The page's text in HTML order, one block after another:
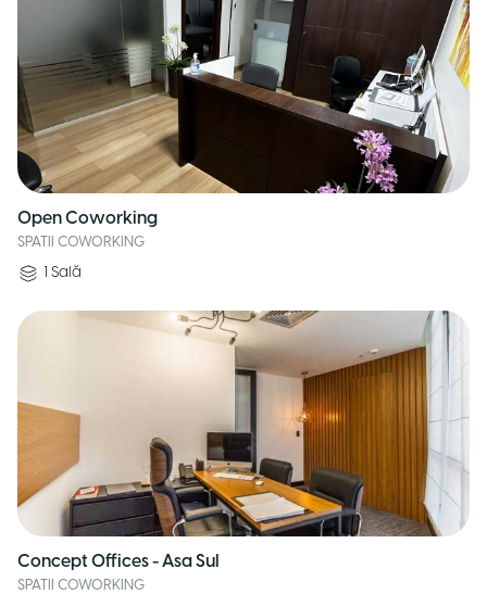
Open Coworking
SPATII COWORKING
1 Sală
Concept Offices - Asa Sul
SPATII COWORKING